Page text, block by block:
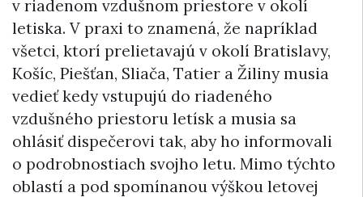
v riadenom vzdušnom priestore v okolí
letiska. V praxi to znamená, že napríklad
všetci, ktorí prelietavajú v okolí Bratislavy,
Košíc, Piešťan, Sliača, Tatier a Žiliny musia
vedieť kedy vstupujú do riadeného
vzdušného priestoru letísk a musia sa
ohlásiť dispečerovi tak, aby ho informovali
o podrobnostiach svojho letu. Mimo týchto
oblastí a pod spomínanou výškou letovej